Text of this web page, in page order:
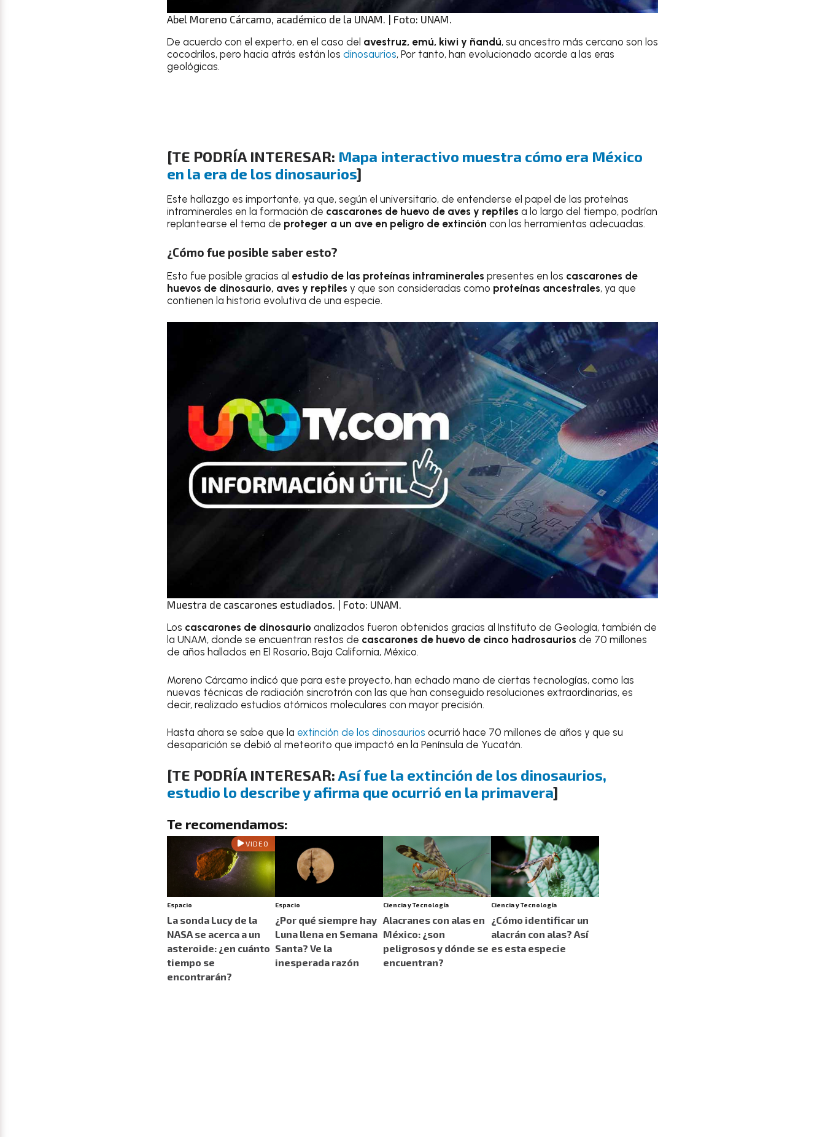
Abel Moreno Cárcamo, académico de la UNAM. | Foto: UNAM.
De acuerdo con el experto, en el caso del avestruz, emú, kiwi y ñandú, su ancestro más cercano son los
cocodrilos, pero hacia atrás están los dinosaurios, Por tanto, han evolucionado acorde a las eras
geológicas.
[TE PODRÍA INTERESAR: Mapa interactivo muestra cómo era México
en la era de los dinosaurios]
Este hallazgo es importante, ya que, según el universitario, de entenderse el papel de las proteínas
intraminerales en la formación de cascarones de huevo de aves y reptiles a lo largo del tiempo, podrían
replantearse el tema de proteger a un ave en peligro de extinción con las herramientas adecuadas.
¿Cómo fue posible saber esto?
Esto fue posible gracias al estudio de las proteínas intraminerales presentes en los cascarones de
huevos de dinosaurio, aves y reptiles y que son consideradas como proteínas ancestrales, ya que
contienen la historia evolutiva de una especie.
Muestra de cascarones estudiados. | Foto: UNAM.
Los cascarones de dinosaurio analizados fueron obtenidos gracias al Instituto de Geología, también de
la UNAM, donde se encuentran restos de cascarones de huevo de cinco hadrosaurios de 70 millones
de años hallados en El Rosario, Baja California, México.
Moreno Cárcamo indicó que para este proyecto, han echado mano de ciertas tecnologías, como las
nuevas técnicas de radiación sincrotrón con las que han conseguido resoluciones extraordinarias, es
decir, realizado estudios atómicos moleculares con mayor precisión.
Hasta ahora se sabe que la extinción de los dinosaurios ocurrió hace 70 millones de años y que su
desaparición se debió al meteorito que impactó en la Península de Yucatán.
[TE PODRÍA INTERESAR: Así fue la extinción de los dinosaurios,
estudio lo describe y afirma que ocurrió en la primavera]
Te recomendamos:
VIDEO
Espacio
La sonda Lucy de la
NASA se acerca a un
asteroide: ¿en cuánto
tiempo se
encontrarán?
Espacio
¿Por qué siempre hay
Luna llena en Semana
Santa? Ve la
inesperada razón
Ciencia y Tecnología
Alacranes con alas en
México: ¿son
peligrosos y dónde se
encuentran?
Ciencia y Tecnología
¿Cómo identificar un
alacrán con alas? Así
es esta especie